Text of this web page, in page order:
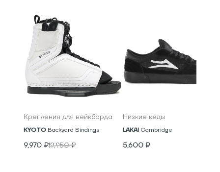
Крепления для вейкборда
KYOTO Backyard Bindings
9,970 ₽19,950₽
Низкие кеды
LAKAI Cambridge
5,600 ₽